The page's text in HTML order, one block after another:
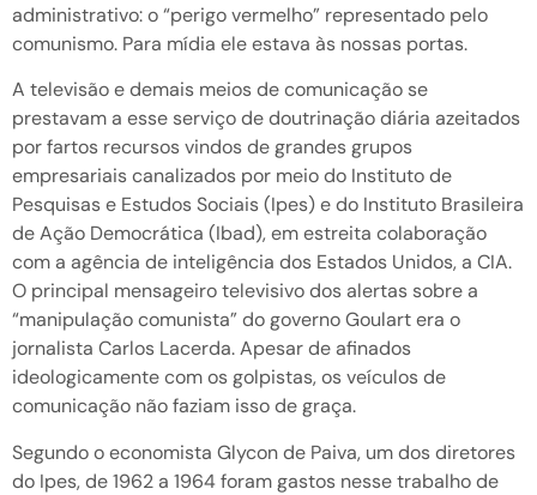
administrativo: o “perigo vermelho” representado pelo
comunismo. Para mídia ele estava às nossas portas.
A televisão e demais meios de comunicação se
prestavam a esse serviço de doutrinação diária azeitados
por fartos recursos vindos de grandes grupos
empresariais canalizados por meio do Instituto de
Pesquisas e Estudos Sociais (Ipes) e do Instituto Brasileira
de Ação Democrática (Ibad), em estreita colaboração
com a agência de inteligência dos Estados Unidos, a CIA.
O principal mensageiro televisivo dos alertas sobre a
“manipulação comunista” do governo Goulart era o
jornalista Carlos Lacerda. Apesar de afinados
ideologicamente com os golpistas, os veículos de
comunicação não faziam isso de graça.
Segundo o economista Glycon de Paiva, um dos diretores
do Ipes, de 1962 a 1964 foram gastos nesse trabalho de